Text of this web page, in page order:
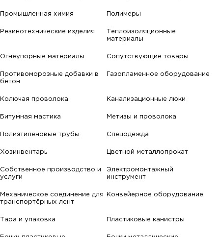
Промышленная химия Полимеры
Резинотехнические изделия
Теплоизоляционные
материалы
Огнеупорные материалы Сопутствующие товары
Противоморозные добавки в
бетон
Газопламенное оборудование
Колючая проволока Канализационные люки
Битумная мастика Метизы и проволока
Полиэтиленовые трубы Спецодежда
Хозинвентарь Цветной металлопрокат
Собственное производство и
услуги
Электромонтажный
инструмент
Механическое соединение для
транспортёрных лент
Конвейерное оборудование
Тара и упаковка Пластиковые канистры